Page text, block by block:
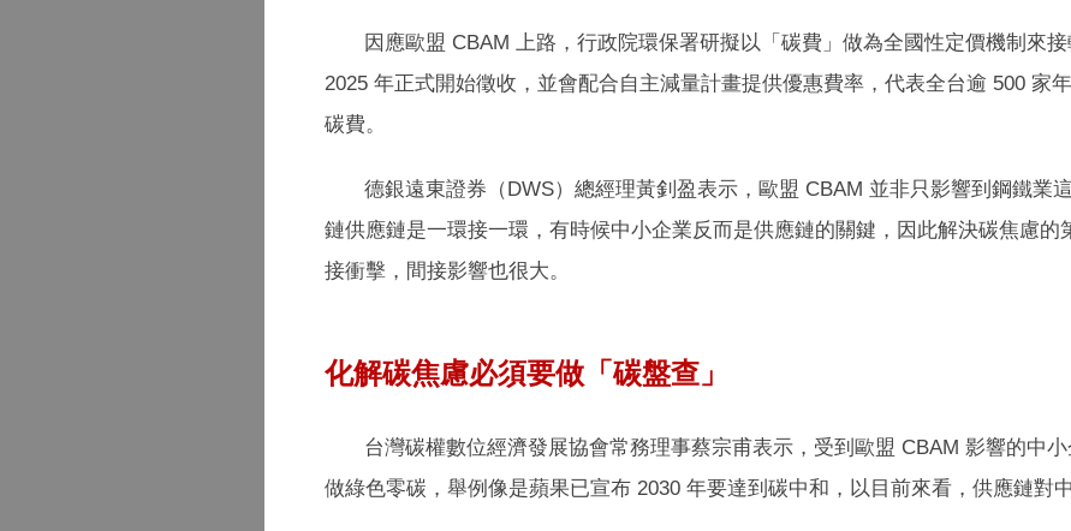
因應歐盟 CBAM 上路，行政院環保署研擬以「碳費」做為全國性定價機制來
2025 年正式開始徵收，並會配合自主減量計畫提供優惠費率，代表全台逾 500 家
碳費。
德銀遠東證券（DWS）總經理黃釗盈表示，歐盟 CBAM 並非只影響到鋼鐵業
鏈供應鏈是一環接一環，有時候中小企業反而是供應鏈的關鍵，因此解決碳焦慮
接衝擊，間接影響也很大。
化解碳焦慮必須要做「碳盤查」
台灣碳權數位經濟發展協會常務理事蔡宗甫表示，受到歐盟 CBAM 影響的中
做綠色零碳，舉例像是蘋果已宣布 2030 年要達到碳中和，以目前來看，供應鏈對